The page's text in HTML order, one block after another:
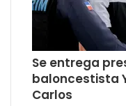
Se entrega
baloncestista
Carlos